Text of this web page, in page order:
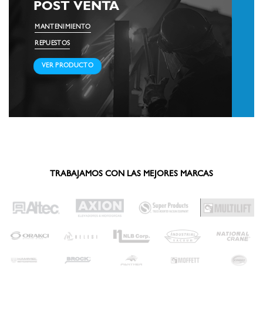
POST VENTA
MANTENIMIENTO
REPUESTOS
VER PRODUCTO
TRABAJAMOS CON LAS MEJORES MARCAS